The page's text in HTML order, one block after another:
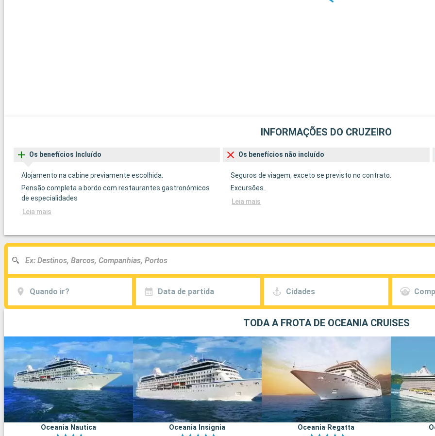
INFORMAÇÕES DO CRUZEIRO
Os benefícios Incluído
Alojamento na cabine previamente escolhida.
Pensão completa a bordo com restaurantes gastronómicos
de especialidades
Leia mais
Os benefícios não incluído
Seguros de viagem, exceto se previsto no contrato.
Excursões.
Leia mais
Quando ir? Data de partida Cidades
TODA A FROTA DE OCEANIA CRUISES
Oceania Nautica Oceania Insignia Oceania Regatta